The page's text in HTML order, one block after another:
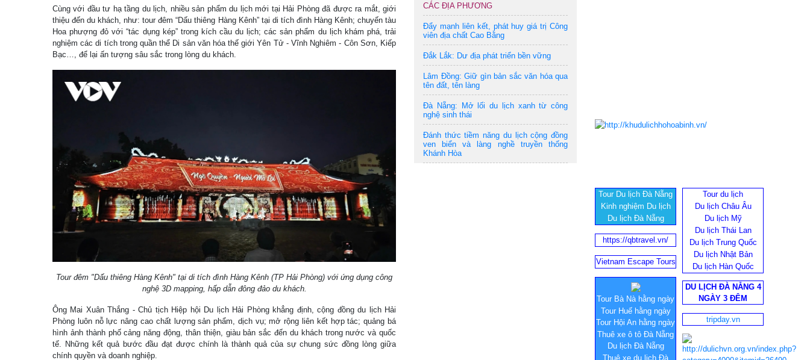
Cùng với đầu tư hạ tầng du lịch, nhiều sản phẩm du lịch mới tại Hải Phòng đã được ra mắt, giới
thiệu đến du khách, như: tour đêm “Dấu thiêng Hàng Kênh” tại di tích đình Hàng Kênh; chuyến tàu
Hoa phượng đỏ với “tác dụng kép” trong kích cầu du lịch; các sản phẩm du lịch khám phá, trải
nghiệm các di tích trong quần thể Di sản văn hóa thế giới Yên Tử - Vĩnh Nghiêm - Côn Sơn, Kiếp
Bạc…, để lại ấn tượng sâu sắc trong lòng du khách.
Tour đêm "Dấu thiêng Hàng Kênh" tại di tích đình Hàng Kênh (TP Hải Phòng) với ứng dụng công
nghệ 3D mapping, hấp dẫn đông đảo du khách.
Ông Mai Xuân Thắng - Chủ tịch Hiệp hội Du lịch Hải Phòng khẳng định, cộng đồng du lịch Hải
Phòng luôn nỗ lực nâng cao chất lượng sản phẩm, dịch vụ; mở rộng liên kết hợp tác; quảng bá
hình ảnh thành phố cảng năng động, thân thiện, giàu bản sắc đến du khách trong nước và quốc
tế. Những kết quả bước đầu đạt được chính là thành quả của sự chung sức đồng lòng giữa
chính quyền và doanh nghiệp.
CÁC ĐỊA PHƯƠNG
Đẩy mạnh liên kết, phát huy giá trị Công
viên địa chất Cao Bằng
Đắk Lắk: Dư địa phát triển bền vững
Lâm Đồng: Giữ gìn bản sắc văn hóa qua
tên đất, tên làng
Đà Nẵng: Mở lối du lịch xanh từ công
nghệ sinh thái
Đánh thức tiềm năng du lịch cộng đồng
ven biển và làng nghề truyền thống
Khánh Hòa
Tour Du lịch Đà Nẵng
Kinh nghiệm Du lịch
Du lịch Đà Nẵng
Tour du lịch
Du lịch Châu Âu
Du lịch Mỹ
Du lịch Thái Lan
Du lịch Trung Quốc
Du lịch Nhật Bản
Du lịch Hàn Quốc
https://qbtravel.vn/
Vietnam Escape Tours
Tour Bà Nà hằng ngày
Tour Huế hằng ngày
Tour Hội An hằng ngày
Thuê xe ô tô Đà Nẵng
Du lịch Đà Nẵng
Thuê xe du lịch Đà
DU LỊCH ĐÀ NẴNG 4
NGÀY 3 ĐÊM
tripday.vn